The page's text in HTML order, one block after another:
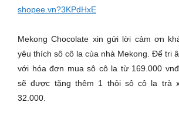
shopee.vn?3KPdHxE
Mekong Chocolate xin gửi lời cảm ơn
yêu thích sô cô la của nhà Mekong. Để tri
với hóa đơn mua sô cô la từ 169.000
sẽ được tặng thêm 1 thỏi sô cô la trà
32.000.